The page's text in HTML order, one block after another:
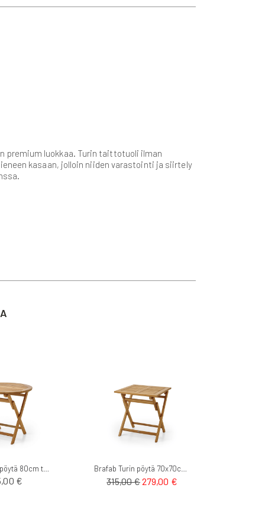
luokkaa. Turin taittotuoli ilman
kasaan, jolloin niiden varastointi ja siirtely
€ 315,00 €Tarjoushinta
279,00 €